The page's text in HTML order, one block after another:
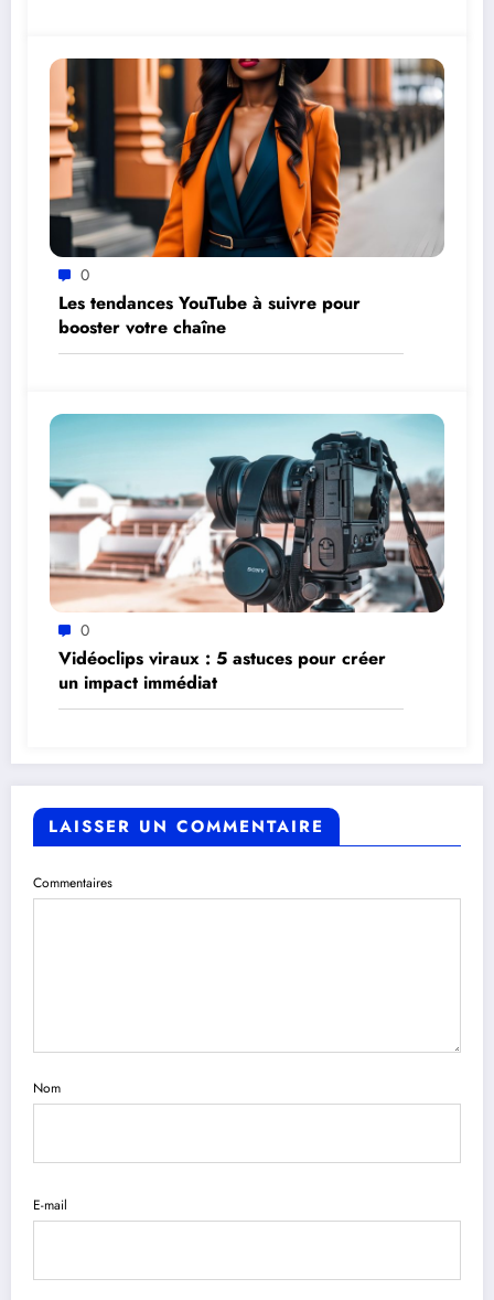
0
Les tendances YouTube à suivre pour
booster votre chaîne
0
Vidéoclips viraux : 5 astuces pour créer
un impact immédiat
LAISSER UN COMMENTAIRE
Commentaires
Nom
E-mail